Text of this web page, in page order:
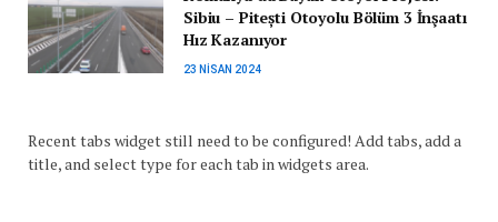
Sibiu – Pitești Otoyolu Bölüm 3 İnşaatı
Hız Kazanıyor
23 NISAN 2024
Recent tabs widget still need to be configured! Add tabs, add a
title, and select type for each tab in widgets area.